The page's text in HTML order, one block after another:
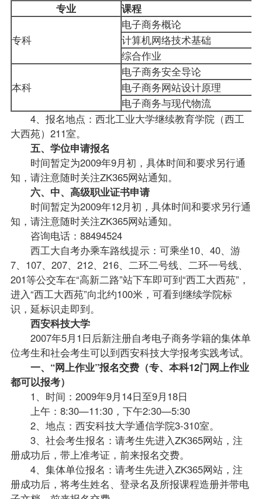
专业
课程
专科
电子商务概论
计算机网络技术基础
综合作业
本科
电子商务安全导论
电子商务网站设计原理
电子商务与现代物流
4、报名地点：西北工业大学继续教育学院（西工
大西苑）211室。
五、 学位申请报名
时间暂定为2009年9月初，具体时间和要求另行通
知，请注意随时关注ZK365网站通知。
六、中、高级职业证书申请
时间暂定为2009年12月初，具体时间和要求另行通
知，请注意随时关注ZK365网站通知。
咨询电话：88494524
西工大自考办乘车路线提示：可乘坐10、40、游
7、107、207、212、216、二环二号线、二环一号线、
201等公交车在“高新二路”站下车即可到“西工大西苑”，
进入“西工大西苑”向北约100米，可看到继续学院标
识，延标识走即到。
西安科技大学
2007年5月1日后新注册自考电子商务学籍的集体单
位考生和社会考生可以到西安科技大学报考实践考试。
一、“网上作业”报名交费（专、本科12门网上作业
都可以报考）
1、时间：2009年9月14日至9月18日
上午：8:30—11:30，下午2:30—5:30
2、地点：西安科技大学通信学院3-310室。
3、社会考生报名：请考生先进入ZK365网站，注
册成功后，带上准考证，前来报名交费。
4、集体单位报名：请考生先进入ZK365网站，注
册成功后，将考生姓名、登录名及所报课程造册并带电